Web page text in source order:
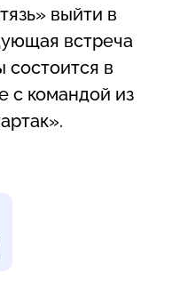
выйти в
встреча
состоится в
с командой из